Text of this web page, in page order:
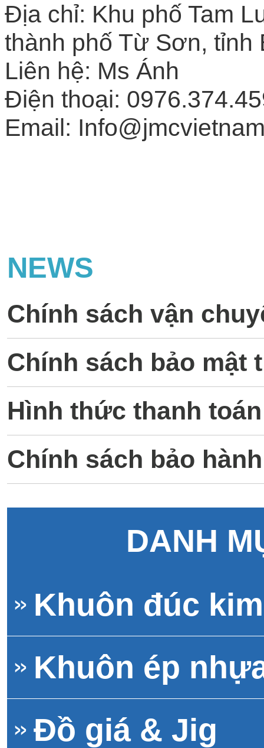
Địa chỉ: Khu phố Tam
thành phố Từ Sơn, tỉnh
Liên hệ: Ms Ánh
Điện thoại:
Email:
NEWS
Chính sách vận
Chính sách bảo mật
Hình thức thanh toán
Chính sách bảo hành
DANH
Khuôn đúc
Khuôn ép
Đồ giá & Jig